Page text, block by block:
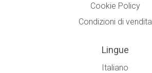
Cookie Policy
Condizioni di vendita
Lingue
Italiano